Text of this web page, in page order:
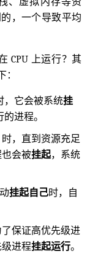
，一个导致平均
CPU 上运行？其
，它会被系统挂
进程。
，直到资源充足
会被挂起，系统
挂起自己时，自
保证高优先级进
进程挂起运行。